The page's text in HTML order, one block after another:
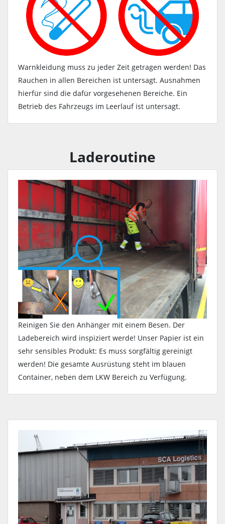
Warnkleidung muss zu jeder Zeit getragen werden! Das
Rauchen in allen Bereichen ist untersagt. Ausnahmen
hierfür sind die dafür vorgesehenen Bereiche. Ein
Betrieb des Fahrzeugs im Leerlauf ist untersagt.
Laderoutine
Reinigen Sie den Anhänger mit einem Besen. Der
Ladebereich wird inspiziert werde! Unser Papier ist ein
sehr sensibles Produkt: Es muss sorgfältig gereinigt
werden! Die gesamte Ausrüstung steht im blauen
Container, neben dem LKW Bereich zu Verfügung.